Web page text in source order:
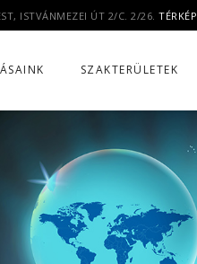
ISTVÁNMEZEI ÚT 2/C. 2/26. TÉRKÉP
SZAKTERÜLETEK